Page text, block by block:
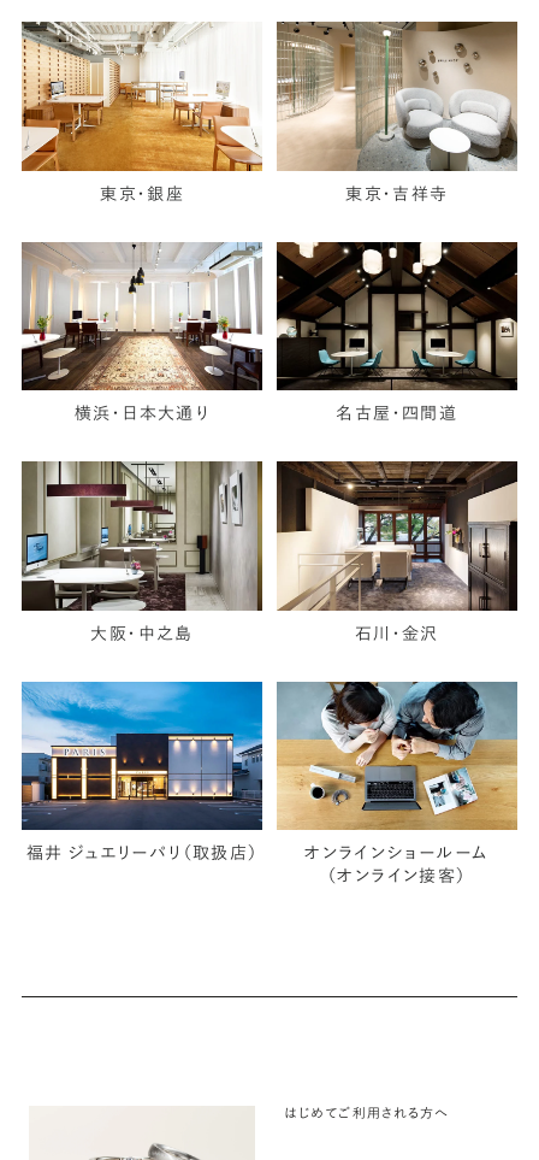
東京・銀座 東京・吉祥寺
横浜・日本大通り 名古屋・四間道
大阪・中之島 石川・金沢
福井 ジュエリーパリ（取扱店）
オンラインショールーム
（オンライン接客）
はじめてご利用される方へ